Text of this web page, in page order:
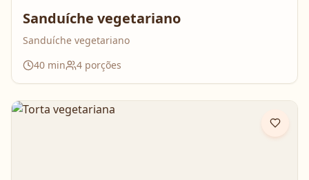
Sanduíche vegetariano
Sanduíche vegetariano
40 min 4 porções